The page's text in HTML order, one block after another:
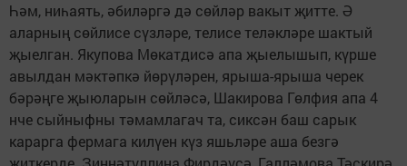
Һәм, ниһаять, әбиләргә дә сөйләр вакыт җитте. Ә
аларның сөйлисе сүзләре, телисе теләкләре шактый
җыелган. Якупова Мөкатдисә апа җыелышып, күрше
авылдан мәктәпкә йөрүләрен, ярыша-ярыша черек
бәрәңге җыюларын сөйләсә, Шакирова Гөлфия апа 4
нче сыйныфны тәмамлагач та, сиксән баш сарык
карарга фермага килүен күз яшьләре аша безгә